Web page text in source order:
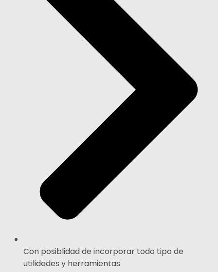
Con posiblidad de incorporar todo tipo de
utilidades y herramientas